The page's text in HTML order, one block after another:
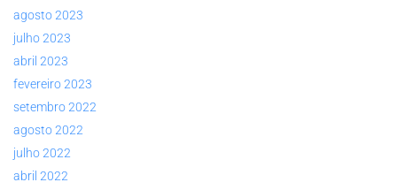
agosto 2023
julho 2023
abril 2023
fevereiro 2023
setembro 2022
agosto 2022
julho 2022
abril 2022